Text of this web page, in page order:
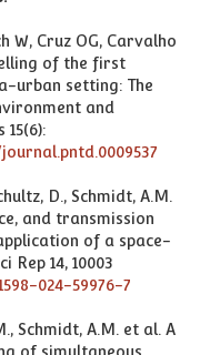
W, Cruz OG, Carvalho
of the first
urban setting: The
and
D., Schmidt, A.M.
and transmission
of a space-
14, 10003
024-59976-7
Schmidt, A.M. et al. A
of simultaneous